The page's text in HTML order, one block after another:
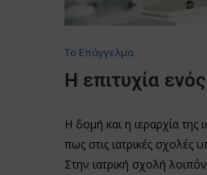
Το Επάγγελμα
Η επιτυχία
Η δομή και η ιεραρχία της
πως στις ιατρικές σχολές
Στην ιατρική σχολή